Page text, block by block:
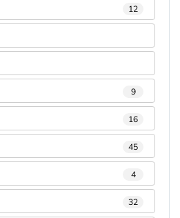
12
9
16
45
4
32